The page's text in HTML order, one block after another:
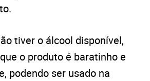
tiver o álcool disponível,
o produto é baratinho e
podendo ser usado na